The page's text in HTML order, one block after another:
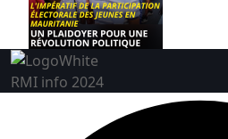
RMI info 2024